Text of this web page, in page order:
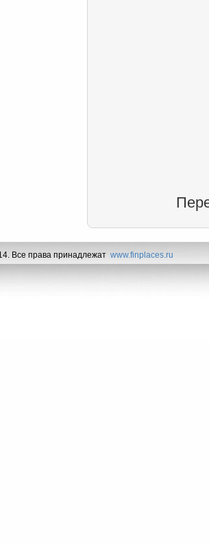
Все права принадлежат www.finplaces.ru